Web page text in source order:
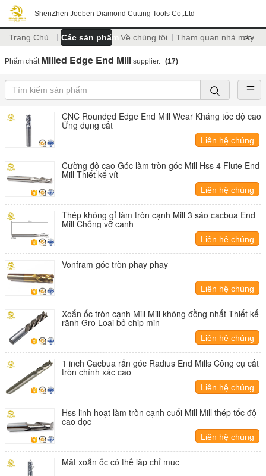
ShenZhen Joeben Diamond Cutting Tools Co,.Ltd
Trang Chủ Các sản phẩm Về chúng tôi Tham quan nhà máy
>>
Phẩm chất Milled Edge End Mill supplier. (17)
CNC Rounded Edge End Mill Wear Kháng tốc độ cao
Ứng dụng cắt
Liên hệ chúng
tôi
Cường độ cao Góc làm tròn góc Mill Hss 4 Flute End
Mill Thiết kế vít
Liên hệ chúng
tôi
Thép không gỉ làm tròn cạnh Mill 3 sáo cacbua End
Mill Chống vỡ cạnh
Liên hệ chúng
tôi
Vonfram góc tròn phay phay
Liên hệ chúng
tôi
Xoắn ốc tròn cạnh Mill Mill không đồng nhất Thiết kế
rãnh Gro Loại bỏ chip mịn
Liên hệ chúng
tôi
1 inch Cacbua rắn góc Radius End Mills Công cụ cắt
tròn chính xác cao
Liên hệ chúng
tôi
Hss linh hoạt làm tròn cạnh cuối Mill Mill thép tốc độ
cao dọc
Liên hệ chúng
tôi
Mặt xoắn ốc có thể lập chỉ mục